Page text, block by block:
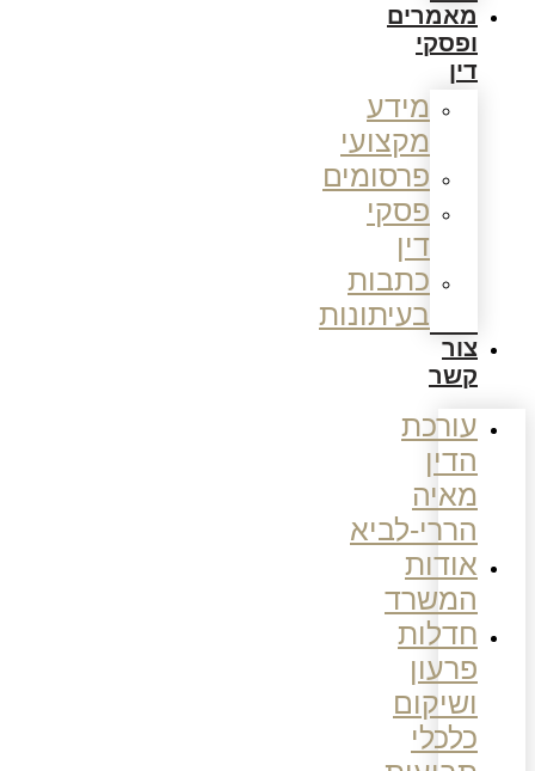
מאמרים
ופסקי
דין
מידע
מקצועי
פרסומים
פסקי
דין
כתבות
בעיתונות
צור
קשר
עורכת
הדין
מאיה
הררי-לביא
אודות
המשרד
חדלות
פרעון
ושיקום
כלכלי